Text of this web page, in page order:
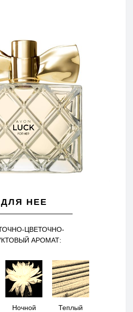
ДЛЯ НЕЕ
ЦВЕТОЧНО-
АРОМАТ:
Ночной
Теплый